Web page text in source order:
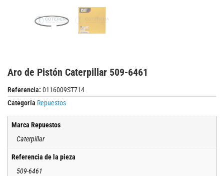
Aro de Pistón Caterpillar 509-6461
Referencia: 0116009ST714
Categoría Repuestos
Marca Repuestos
Caterpillar
Referencia de la pieza
509-6461